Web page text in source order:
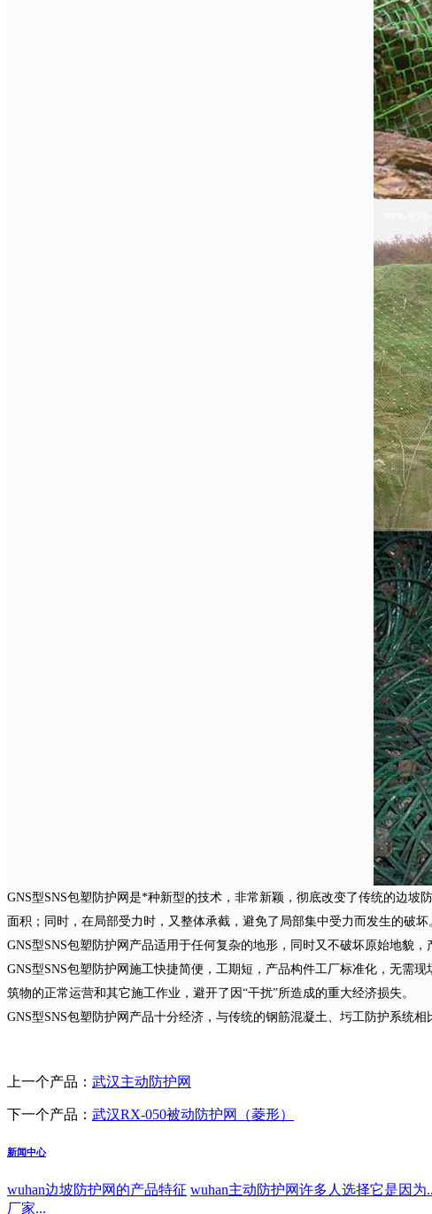
GNS型SNS包塑防护网是*种新型的技术，非常新颖，彻底改变了传统的边
面积；同时，在局部受力时，又整体承截，避免了局部集中受力而发生的破坏
GNS型SNS包塑防护网产品适用于任何复杂的地形，同时又不破坏原始地貌
GNS型SNS包塑防护网施工快捷简便，工期短，产品构件工厂标准化，无需
筑物的正常运营和其它施工作业，避开了因“干扰”所造成的重大经济损失。
GNS型SNS包塑防护网产品十分经济，与传统的钢筋混凝土、圬工防护系统
上一个产品： 武汉主动防护网
下一个产品： 武汉RX-050被动防护网（菱形）
新闻中心
wuhan边坡防护网的产品特征 wuhan主动防护网许多人选择它是因为
厂家...